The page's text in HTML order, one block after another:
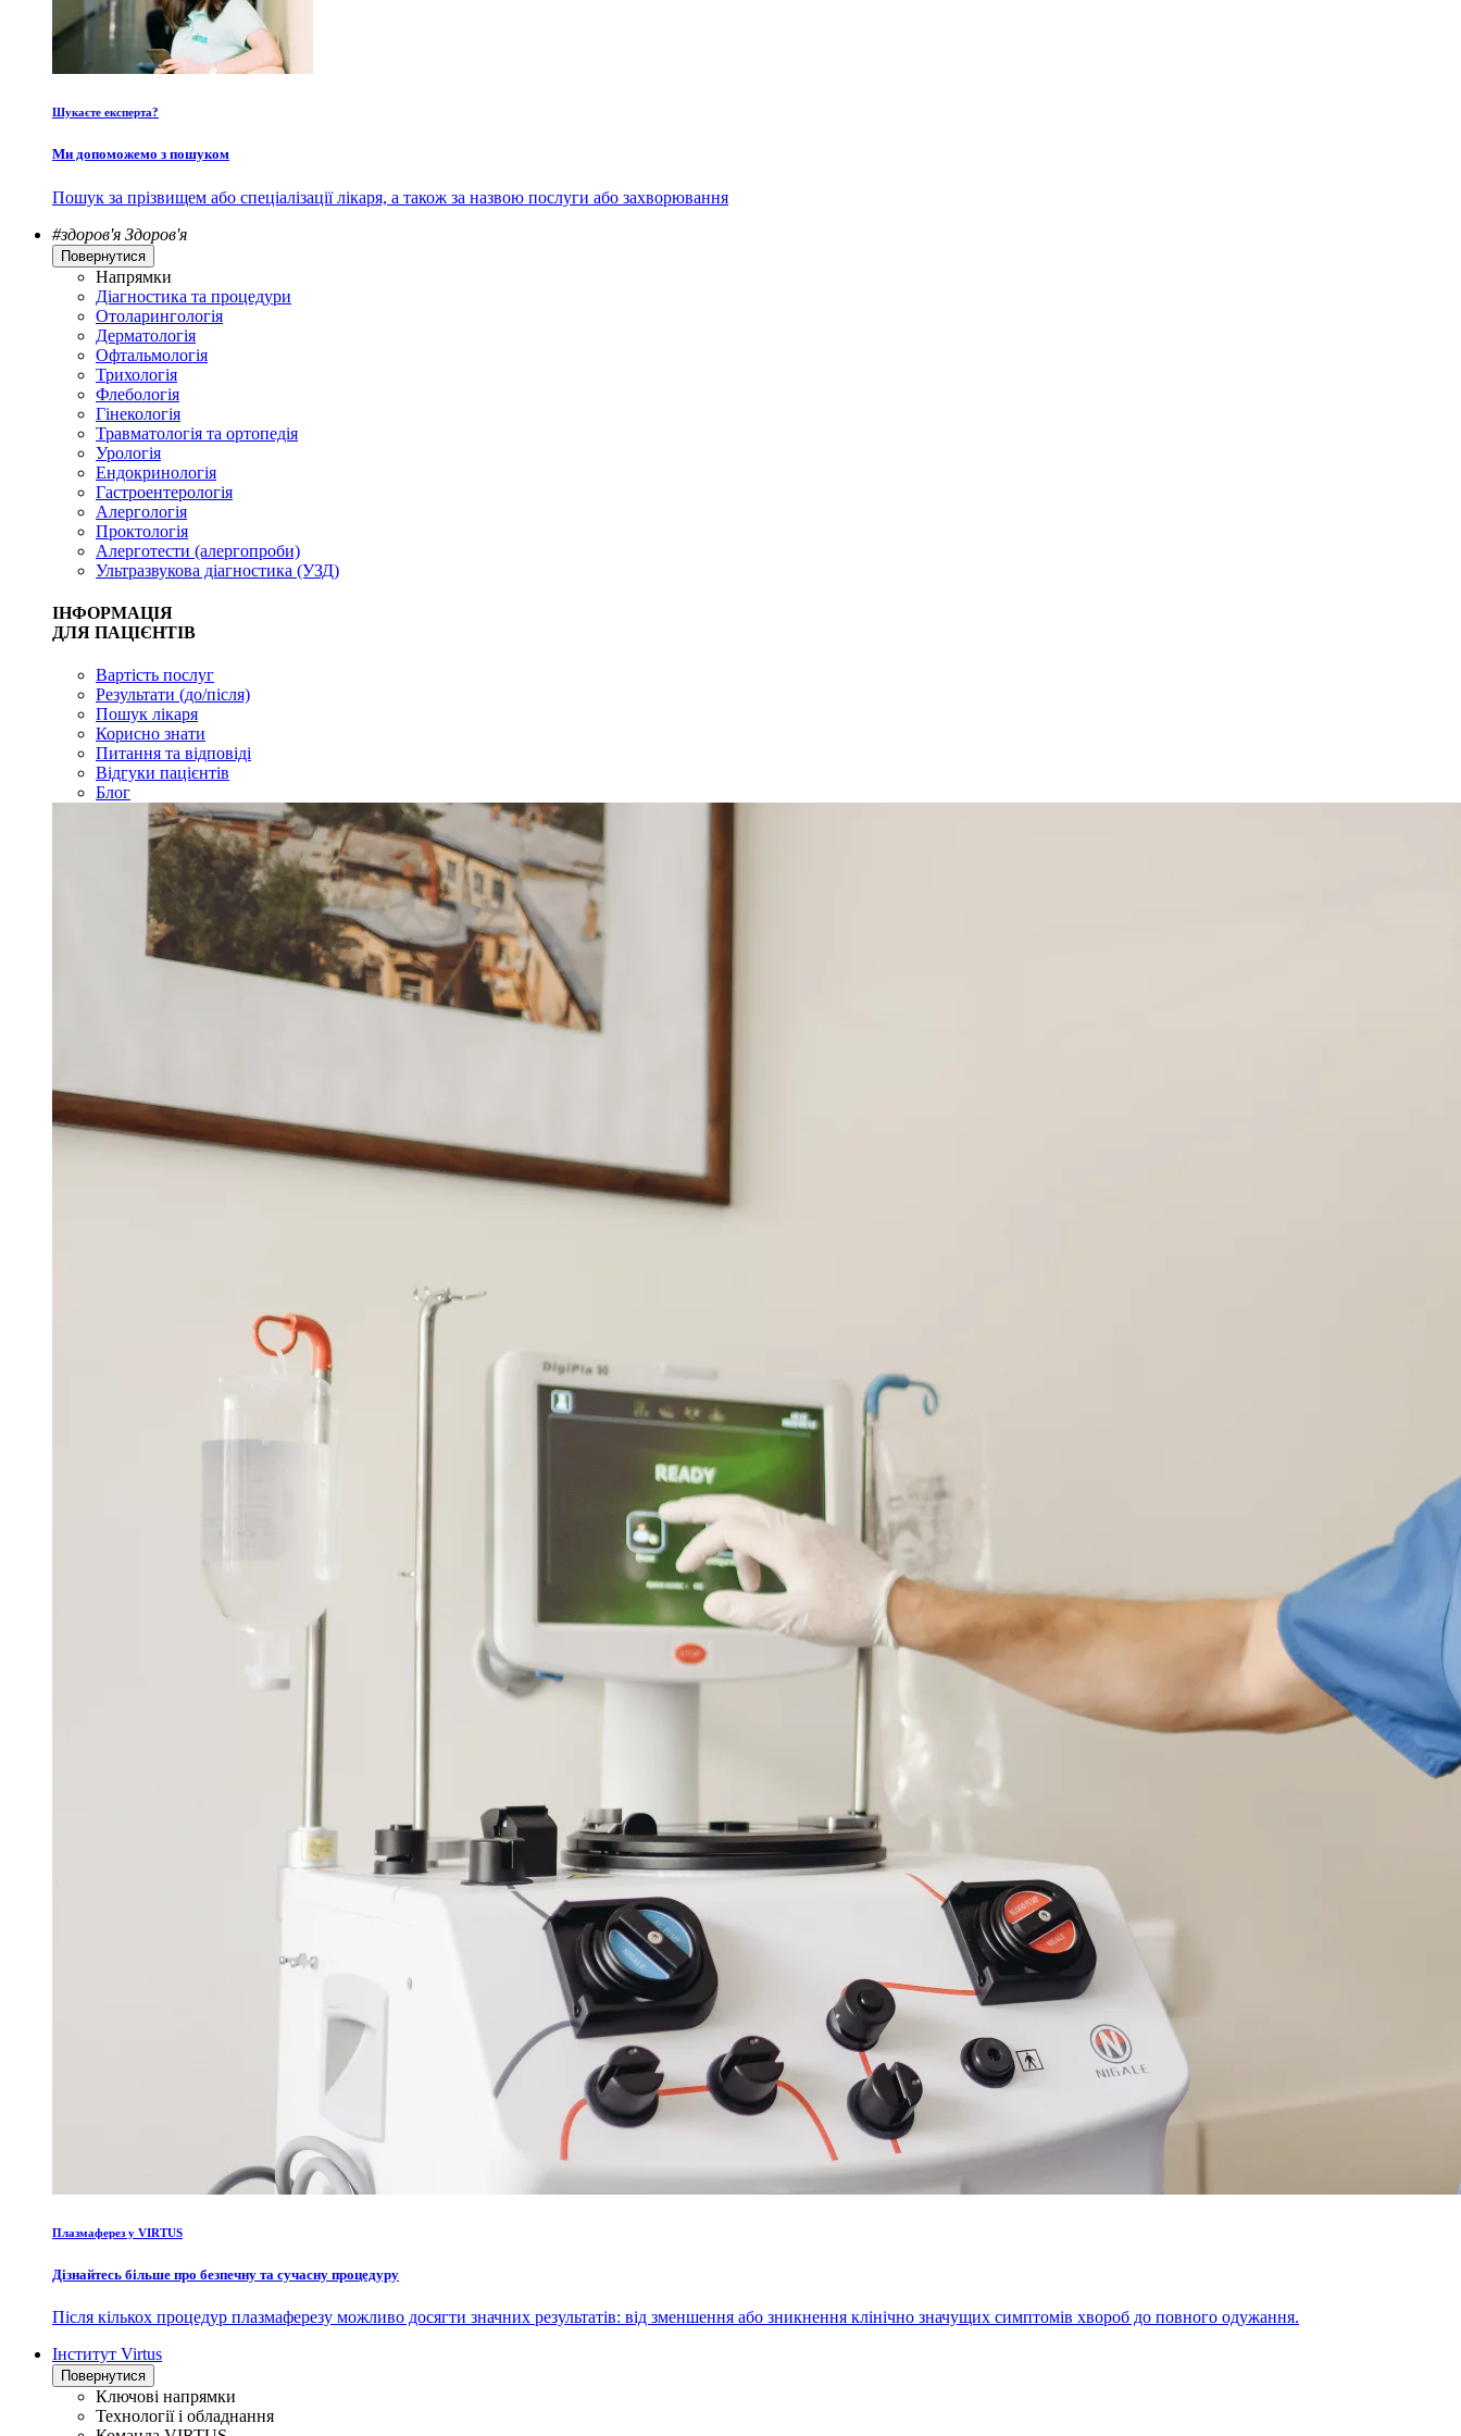
Шукаєте експерта?
Ми допоможемо з пошуком
Пошук за прізвищем або спеціалізації лікаря, а також за назвою послуги або захворювання
#здоров'я Здоров'я
Повернутися
Напрямки
Діагностика та процедури
Отоларингологія
Дерматологія
Офтальмологія
Трихологія
Флебологія
Гінекологія
Травматологія та ортопедія
Урологія
Ендокринологія
Гастроентерологія
Алергологія
Проктологія
Алерготести (алергопроби)
Ультразвукова діагностика (УЗД)
ІНФОРМАЦІЯ
ДЛЯ ПАЦІЄНТІВ
Вартість послуг
Результати (до/після)
Пошук лікаря
Корисно знати
Питання та відповіді
Відгуки пацієнтів
Блог
Плазмаферез у VIRTUS
Дізнайтесь більше про безпечну та сучасну процедуру
Після кількох процедур плазмаферезу можливо досягти значних результатів: від зменшення або зникнення клінічно значущих симптомів хвороб до повного одужання.
Інститут Virtus
Повернутися
Ключові напрямки
Технології і обладнання